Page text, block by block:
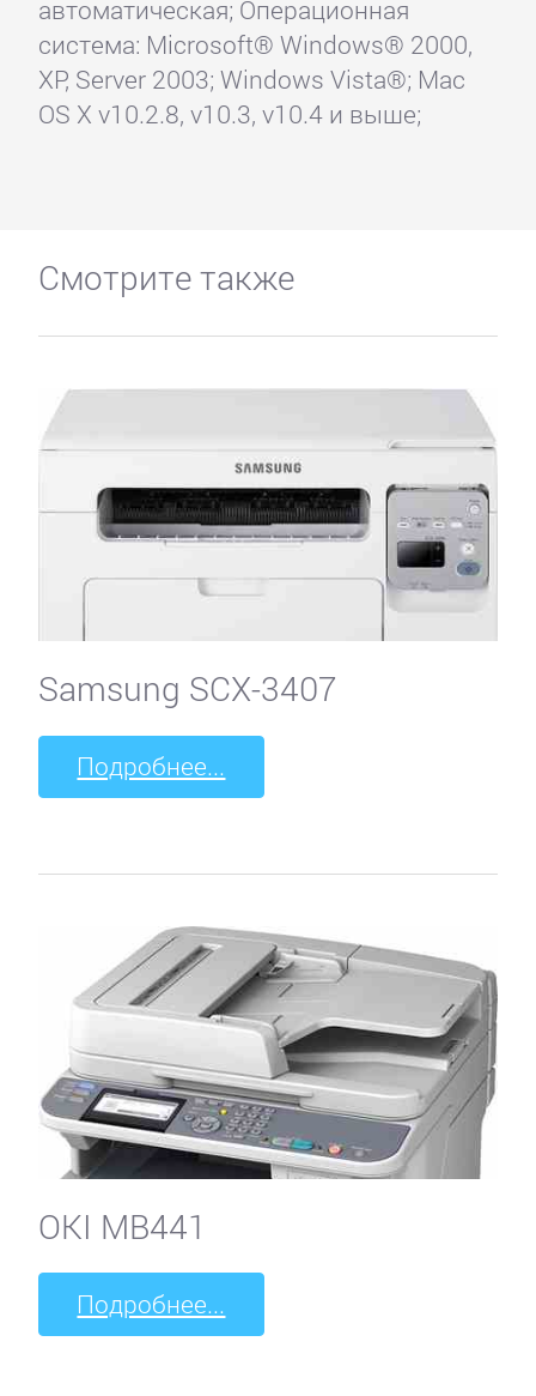
автоматическая; Операционная
система: Microsoft® Windows® 2000,
XP, Server 2003; Windows Vista®; Mac
OS X v10.2.8, v10.3, v10.4 и выше;
Смотрите также
Samsung SCX-3407
Подробнее...
OKI MB441
Подробнее...